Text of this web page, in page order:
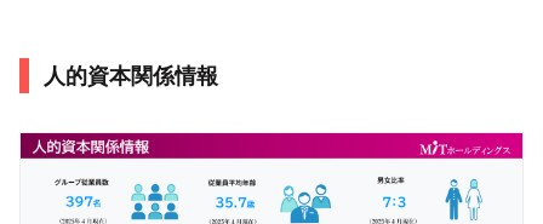
人的資本関係情報